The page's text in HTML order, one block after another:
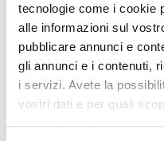
tecnologie come i cookie
alle informazioni sul
pubblicare annunci e
gli annunci e i contenuti,
i servizi. Avete la
vostri dati e per quali
privacy sono applicabili
Cocooners è una
persone
gratitudine nei
loro esperienze di